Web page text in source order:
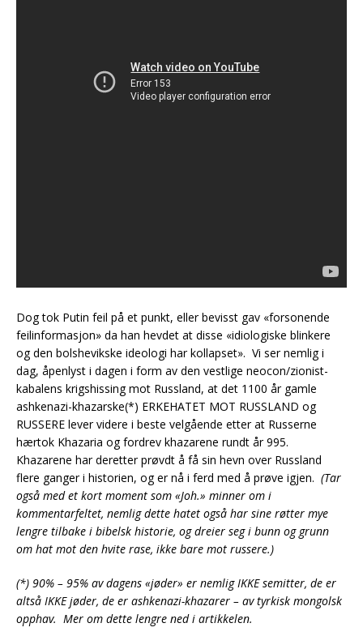
Dog tok Putin feil på et punkt, eller bevisst gav «forsonende
feilinformasjon» da han hevdet at disse «idiologiske blinkere
og den bolshevikske ideologi har kollapset». Vi ser nemlig i
dag, åpenlyst i dagen i form av den vestlige neocon/zionist-
kabalens krigshissing mot Russland, at det 1100 år gamle
ashkenazi-khazarske(*) ERKEHATET MOT RUSSLAND og
RUSSERE lever videre i beste velgående etter at Russerne
hærtok Khazaria og fordrev khazarene rundt år 995.
Khazarene har deretter prøvdt å få sin hevn over Russland
flere ganger i historien, og er nå i ferd med å prøve igjen. (Tar
også med et kort moment som «Joh.» minner om i
kommentarfeltet, nemlig dette hatet også har sine røtter mye
lengre tilbake i bibelsk historie, og dreier seg i bunn og grunn
om hat mot den hvite rase, ikke bare mot russere.)
(*) 90% – 95% av dagens «jøder» er nemlig IKKE semitter, de er
altså IKKE jøder, de er ashkenazi-khazarer – av tyrkisk mongolsk
opphav. Mer om dette lengre ned i artikkelen.